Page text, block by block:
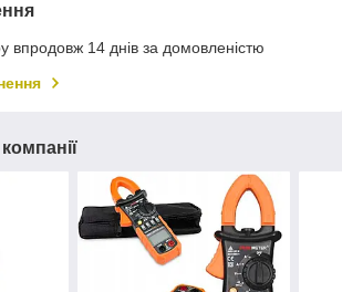
впродовж 14 днів за домовленістю